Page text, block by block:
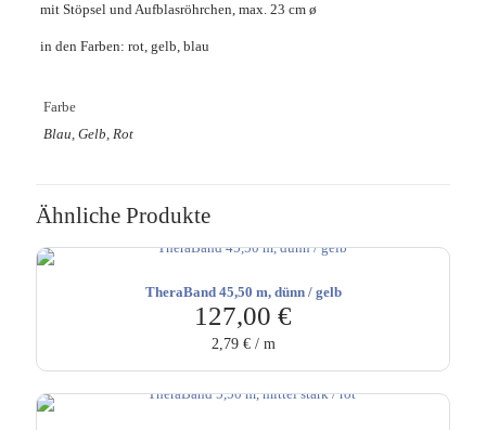
mit Stöpsel und Aufblasröhrchen, max. 23 cm ø
in den Farben: rot, gelb, blau
Farbe
Blau, Gelb, Rot
Ähnliche Produkte
TheraBand 45,50 m, dünn / gelb
127,00 €
2,79 €/ m